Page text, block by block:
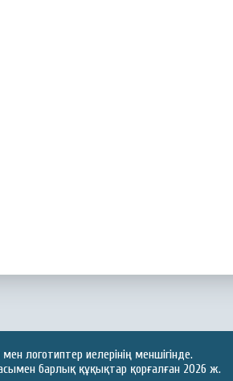
логотиптер иелерінің меншігінде.
барлық құқықтар қорғалған 2026 ж.